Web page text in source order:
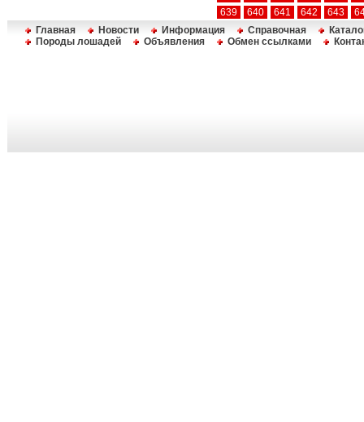
639
640 641 642 643
Главная
Новости Информация Справочная
Породы лошадей
Объявления Обмен ссылками